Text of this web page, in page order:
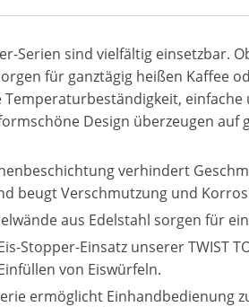
Serien sind vielfältig einsetzbar.
für ganztägig heißen Kaffee
Temperaturbeständigkeit,
Design überzeugen auf
verhindert
beugt Verschmutzung und
aus Edelstahl sorgen für
Stopper-Einsatz unserer TWIST
von Eiswürfeln.
ermöglicht